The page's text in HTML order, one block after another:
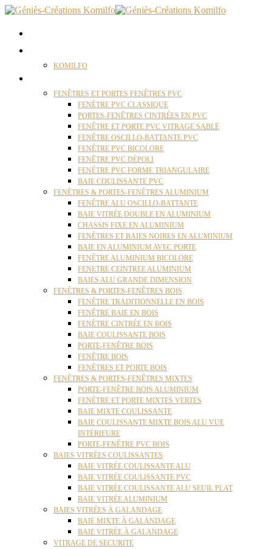
KOMILFO
FENÊTRES ET PORTES FENÊTRES PVC
FENÊTRE PVC CLASSIQUE
PORTES-FENÊTRES CINTRÉES EN PVC
FENÊTRE ET PORTE PVC VITRAGE SABLÉ
FENÊTRE OSCILLO-BATTANTE PVC
FENÊTRE PVC BICOLORE
FENÊTRE PVC DÉPOLI
FENÊTRE PVC FORME TRIANGULAIRE
BAIE COULISSANTE PVC
FENÊTRES & PORTES-FENÊTRES ALUMINIUM
FENÊTRE ALU OSCILLO-BATTANTE
BAIE VITRÉE DOUBLE EN ALUMINIUM
CHASSIS FIXE EN ALUMINIUM
FENÊTRES ET BAIES NOIRES EN ALUMINIUM
BAIE EN ALUMINIUM AVEC PORTE
FENÊTRE ALUMINIUM BICOLORE
FENETRE CEINTREE ALUMINIUM
BAIES ALU GRANDE DIMENSION
FENÊTRES & PORTES-FENÊTRES BOIS
FENÊTRE TRADITIONNELLE EN BOIS
FENÊTRE BAIE EN BOIS
FENÊTRE CINTRÉE EN BOIS
BAIE COULISSANTE BOIS
PORTE-FENÊTRE BOIS
FENÊTRE BOIS
FENÊTRES ET PORTE BOIS
FENÊTRES & PORTES-FENÊTRES MIXTES
PORTE-FENÊTRE BOIS ALUMINIUM
FENÊTRE ET PORTE MIXTES VERTES
BAIE MIXTE COULISSANTE
BAIE COULISSANTE MIXTE BOIS ALU VUE
INTÉRIEURE
PORTE-FENÊTRE PVC BOIS
BAIES VITRÉES COULISSANTES
BAIE VITRÉE COULISSANTE ALU
BAIE VITRÉE COULISSANTE PVC
BAIE VITRÉE COULISSANTE ALU SEUIL PLAT
BAIE VITRÉE ALUMINIUM
BAIES VITRÉES À GALANDAGE
BAIE MIXTE À GALANDAGE
BAIE VITRÉE À GALANDAGE
VITRAGE DE SECURITE